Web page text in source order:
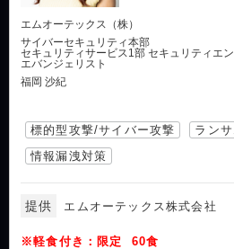
エムオーテックス（株）
サイバーセキュリティ本部
セキュリティサービス1部 セキュリティエ
エバンジェリスト
福岡 沙紀
標的型攻撃/サイバー攻撃
ラン
情報漏洩対策
提供 エムオーテックス株式会社
※軽食付き：限定 60食